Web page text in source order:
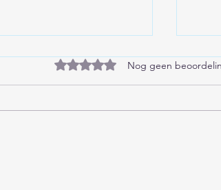
Beoordeeld met 0 uit 5
Nog geen